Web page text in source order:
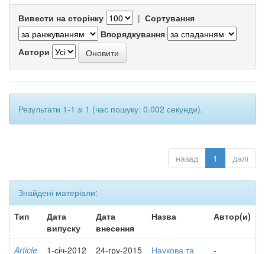
Вивести на сторінку | Сортування
Впорядкування
Автори
Результати 1-1 зі 1 (час пошуку: 0.002 секунди).
назад 1 далі
Знайдені матеріали:
Тип
Дата
випуску
Дата
внесення
Назва Автор(и)
Article 1-січ-2012 24-гру-2015
Наукова та
-